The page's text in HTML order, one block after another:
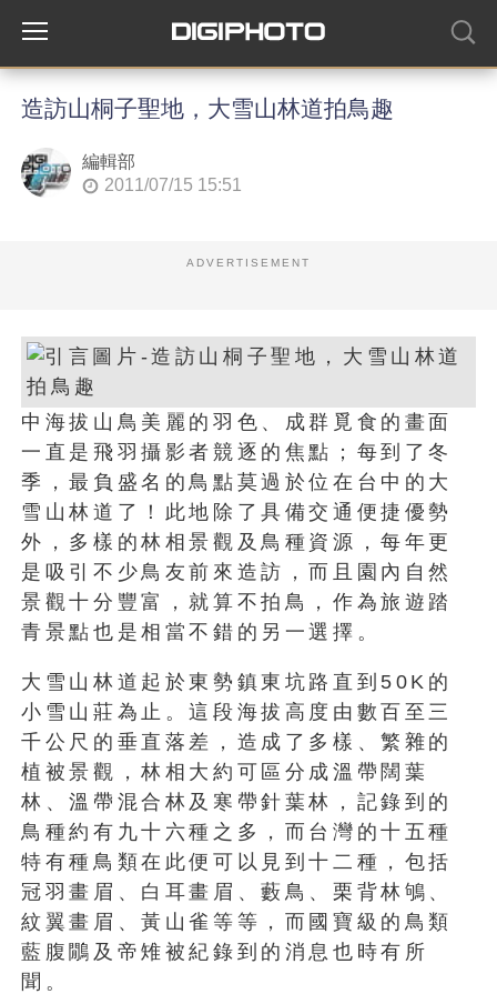
造訪山桐子聖地，大雪山林道拍鳥趣
編輯部
2011/07/15 15:51
ADVERTISEMENT
中海拔山鳥美麗的羽色、成群覓食的畫面
一直是飛羽攝影者競逐的焦點；每到了冬
季，最負盛名的鳥點莫過於位在台中的大
雪山林道了！此地除了具備交通便捷優勢
外，多樣的林相景觀及鳥種資源，每年更
是吸引不少鳥友前來造訪，而且園內自然
景觀十分豐富，就算不拍鳥，作為旅遊踏
青景點也是相當不錯的另一選擇。
大雪山林道起於東勢鎮東坑路直到50K的
小雪山莊為止。這段海拔高度由數百至三
千公尺的垂直落差，造成了多樣、繁雜的
植被景觀，林相大約可區分成溫帶闊葉
林、溫帶混合林及寒帶針葉林，記錄到的
鳥種約有九十六種之多，而台灣的十五種
特有種鳥類在此便可以見到十二種，包括
冠羽畫眉、白耳畫眉、藪鳥、栗背林鴝、
紋翼畫眉、黃山雀等等，而國寶級的鳥類
藍腹鷳及帝雉被紀錄到的消息也時有所
聞。